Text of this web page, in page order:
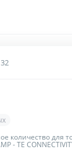
количество для
- TE